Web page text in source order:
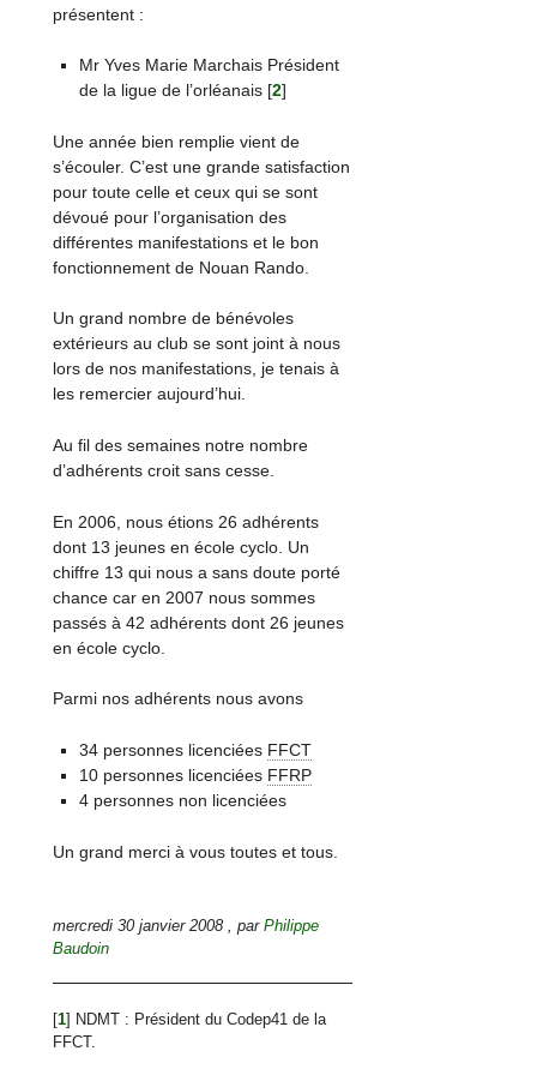
présentent :
Mr Yves Marie Marchais Président
de la ligue de l’orléanais[2]
Une année bien remplie vient de
s’écouler. C’est une grande satisfaction
pour toute celle et ceux qui se sont
dévoué pour l’organisation des
différentes manifestations et le bon
fonctionnement de Nouan Rando.
Un grand nombre de bénévoles
extérieurs au club se sont joint à nous
lors de nos manifestations, je tenais à
les remercier aujourd’hui.
Au fil des semaines notre nombre
d’adhérents croit sans cesse.
En 2006, nous étions 26 adhérents
dont 13 jeunes en école cyclo. Un
chiffre 13 qui nous a sans doute porté
chance car en 2007 nous sommes
passés à 42 adhérents dont 26 jeunes
en école cyclo.
Parmi nos adhérents nous avons
34 personnes licenciées FFCT
10 personnes licenciées FFRP
4 personnes non licenciées
Un grand merci à vous toutes et tous.
mercredi 30 janvier 2008 ,parPhilippe
Baudoin
[1] NDMT : Président du Codep41 de la
FFCT.